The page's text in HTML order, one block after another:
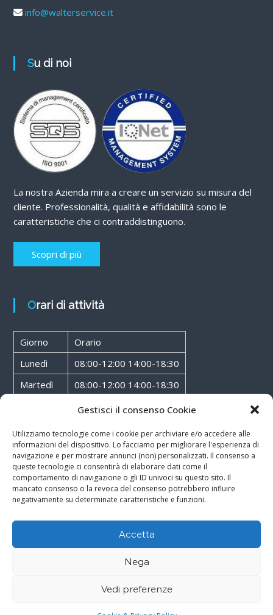
Gestisci il consenso Cookie
Utilizziamo tecnologie come i cookie per archiviare e/o accedere alle
informazioni del dispositivo. Lo facciamo per migliorare l'esperienza di
navigazione e per mostrare annunci (non) personalizzati. Il consenso a
queste tecnologie ci consentirà di elaborare dati come il
comportamento di navigazione o gli ID univoci su questo sito. Il
mancato consenso o la revoca del consenso potrebbero influire
negativamente su determinate caratteristiche e funzioni.
Accetta
Nega
Vedi preferenze
info@walterservice.it
Su di noi
La nostra Azienda mira a creare un servizio su misura del
cliente. Professionalità, qualità e affidabilità sono le
caratteristiche che ci contraddistinguono.
Scopri di più
Orari di attività
Giorno
Orario
Lunedì
08:00-12:00 14:00-18:30
Martedì
08:00-12:00 14:00-18:30
08:00-12:00 14:00-18:30
Giovedì
08:00-12:00 14:00-18:30
Venerdì
08:00-12:00 14:00-18:30
Sabato
08:00-12:00
Rossoxweb